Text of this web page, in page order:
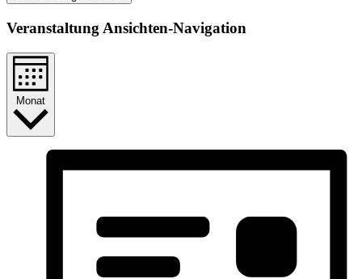
Veranstaltung Ansichten-Navigation
Monat